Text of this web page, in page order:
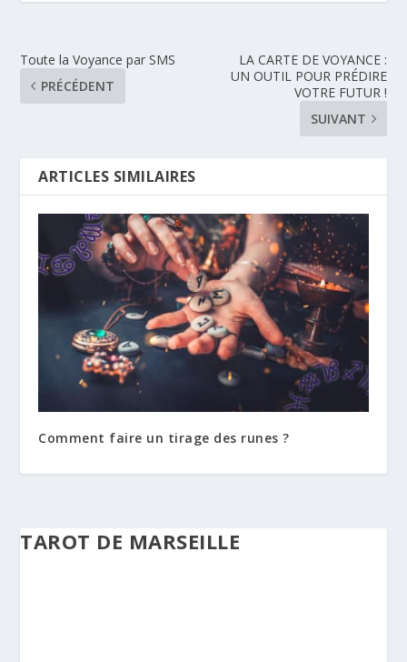
Toute la Voyance par SMS
PRÉCÉDENT
LA CARTE DE VOYANCE :
UN OUTIL POUR PRÉDIRE
VOTRE FUTUR !
SUIVANT
ARTICLES SIMILAIRES
Comment faire un tirage des runes ?
TAROT DE MARSEILLE